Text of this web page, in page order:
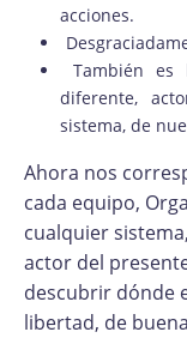
acciones.
También
diferente,
sistema, de
Ahora nos
cada equipo,
cualquier
actor del
descubrir dónde
libertad, de